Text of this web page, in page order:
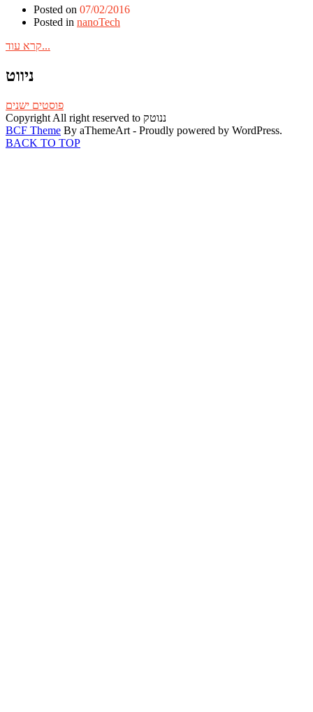
Posted on 07/02/2016
Posted in nanoTech
קרא עוד...
ניווט
פוסטים ישנים
Copyright All right reserved to ננוטק
BCF Theme By aThemeArt - Proudly powered by WordPress.
BACK TO TOP